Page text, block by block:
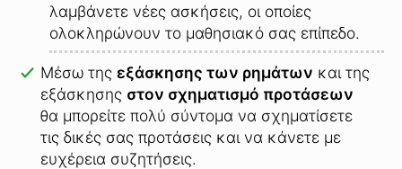
λαμβάνετε νέες ασκήσεις, οι οποίες
ολοκληρώνουν το μαθησιακό σας επίπεδο.
Μέσω της εξάσκησης των ρημάτων και της
εξάσκησης στον σχηματισμό προτάσεων
θα μπορείτε πολύ σύντομα να σχηματίσετε
τις δικές σας προτάσεις και να κάνετε με
ευχέρεια συζητήσεις.